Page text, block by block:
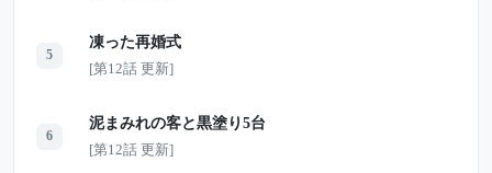
5
凍った再婚式
[第12話 更新]
6
泥まみれの客と黒塗り5台
[第12話 更新]